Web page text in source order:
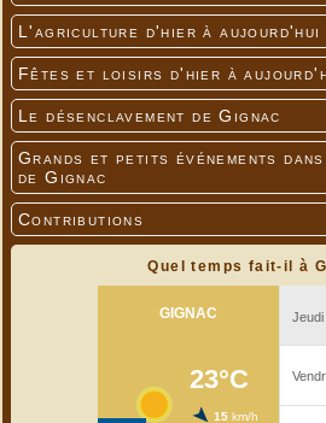
L'agriculture d'hier à aujourd'hui
Fêtes et loisirs d'hier à
Le désenclavement de Gignac
Grands et petits événements
de Gignac
Contributions
Quel temps fait-il à